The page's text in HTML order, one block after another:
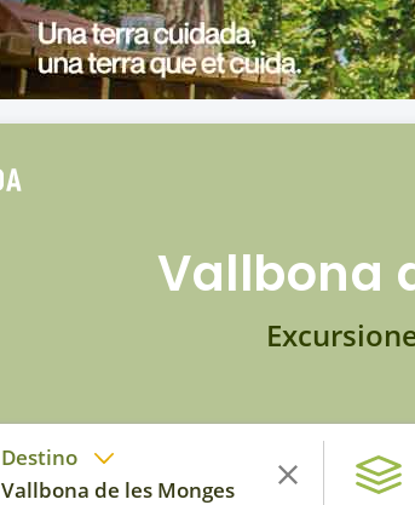
Vallbona
Destino
Vallbona de les Monges